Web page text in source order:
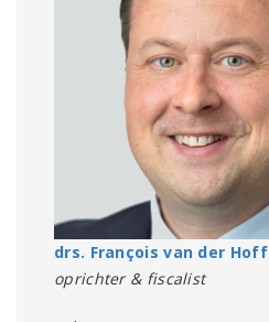
drs. François van der Hoff
oprichter & fiscalist